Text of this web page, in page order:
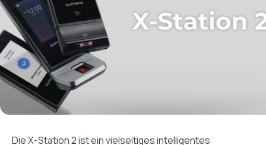
Die X-Station 2 ist ein vielseitiges intelligentes